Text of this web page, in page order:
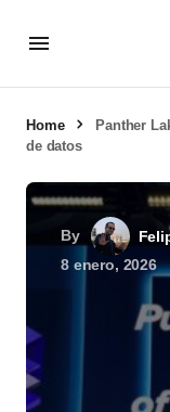
Home
Panther
de datos
By
8 enero, 2026